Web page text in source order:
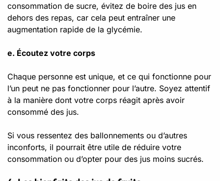
consommation de sucre, évitez de boire des jus en
dehors des repas, car cela peut entraîner une
augmentation rapide de la glycémie.
e. Écoutez votre corps
Chaque personne est unique, et ce qui fonctionne pour
l’un peut ne pas fonctionner pour l’autre. Soyez attentif
à la manière dont votre corps réagit après avoir
consommé des jus.
Si vous ressentez des ballonnements ou d’autres
inconforts, il pourrait être utile de réduire votre
consommation ou d’opter pour des jus moins sucrés.